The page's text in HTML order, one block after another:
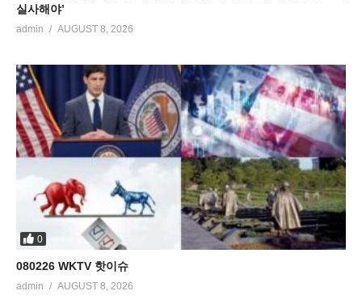
실사해야’
admin AUGUST 8, 2026
0
080226 WKTV 핫이슈
admin AUGUST 8, 2026